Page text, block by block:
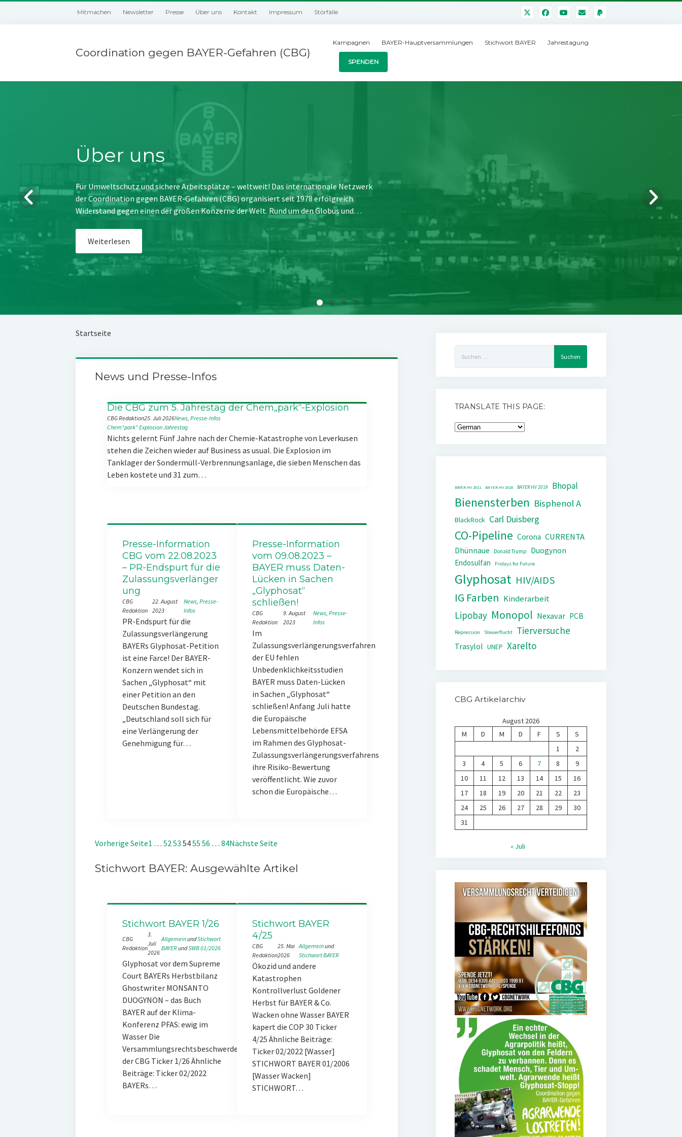
Mitmachen Newsletter Presse Über uns Kontakt Impressum Störfälle
Coordination gegen BAYER-Gefahren (CBG)
Kampagnen BAYER-Hauptversammlungen Stichwort BAYER Jahrestagung
SPENDEN
Über uns
Für Umweltschutz und sichere Arbeitsplätze – weltweit! Das internationale Netzwerk
der Coordination gegen BAYER-Gefahren (CBG) organisiert seit 1978 erfolgreich
Widerstand gegen einen der großen Konzerne der Welt. Rund um den Globus und…
Weiterlesen
Startseite
News und Presse-Infos
Die CBG zum 5. Jahrestag der Chem„park“-Explosion
CBG Redaktion25. Juli 2026News, Presse-Infos
Chem“park“ExplosionJahrestag
Nichts gelernt Fünf Jahre nach der Chemie-Katastrophe von Leverkusen
stehen die Zeichen wieder auf Business as usual. Die Explosion im
Tanklager der Sondermüll-Verbrennungsanlage, die sieben Menschen das
Leben kostete und 31 zum…
Presse-Information
CBG vom 22.08.2023
– PR-Endspurt für die
Zulassungsverlänger
ung
CBG
Redaktion
22. August
2023
News, Presse-
Infos
PR-Endspurt für die
Zulassungsverlängerung
BAYERs Glyphosat-Petition
ist eine Farce! Der BAYER-
Konzern wendet sich in
Sachen „Glyphosat“ mit
einer Petition an den
Deutschen Bundestag.
„Deutschland soll sich für
eine Verlängerung der
Genehmigung für…
Presse-Information
vom 09.08.2023 –
BAYER muss Daten-
Lücken in Sachen
„Glyphosat“
schließen!
CBG
Redaktion
9. August
2023
News, Presse-
Infos
Im
Zulassungsverlängerungsverfahren
der EU fehlen
Unbedenklichkeitsstudien
BAYER muss Daten-Lücken
in Sachen „Glyphosat“
schließen! Anfang Juli hatte
die Europäische
Lebensmittelbehörde EFSA
im Rahmen des Glyphosat-
Zulassungsverlängerungsverfahrens
ihre Risiko-Bewertung
veröffentlicht. Wie zuvor
schon die Europäische…
Vorherige Seite1 … 5253 5455 56 … 84Nächste Seite
Stichwort BAYER: Ausgewählte Artikel
Stichwort BAYER 1/26
CBG
Redaktion
3.
Juli
2026
Allgemein und Stichwort
BAYER und SWB 01/2026
Glyphosat vor dem Supreme
Court BAYERs Herbstbilanz
Ghostwriter MONSANTO
DUOGYNON – das Buch
BAYER auf der Klima-
Konferenz PFAS: ewig im
Wasser Die
Versammlungsrechtsbeschwerde
der CBG Ticker 1/26 Ähnliche
Beiträge: Ticker 02/2022
BAYERs…
Stichwort BAYER
4/25
CBG
Redaktion
25. Mai
2026
Allgemein
und
Stichwort BAYER
Ökozid und andere
Katastrophen
Kontrollverlust Goldener
Herbst für BAYER & Co.
Wacken ohne Wasser BAYER
kapert die COP 30 Ticker
4/25 Ähnliche Beiträge:
Ticker 02/2022 [Wasser]
STICHWORT BAYER 01/2006
[Wasser Wacken]
STICHWORT…
nach:
TRANSLATE THIS PAGE:
BAYER HV 2011 BAYER HV 2018 BAYER HV 2019 Bhopal
Bienensterben Bisphenol A
BlackRock Carl Duisberg
CO-Pipeline Corona CURRENTA
Dhünnaue Donald Trump
Duogynon
Endosulfan
Fridays for Future
Glyphosat HIV/AIDS
IG Farben Kinderarbeit
Lipobay Monopol Nexavar PCB
Repression Steuerflucht Tierversuche
Trasylol UNEP Xarelto
CBG Artikelarchiv
August 2026
M
D M D F S
S
1
2
3
4 5 6 7 8
9
10
11 12 13 14 15
16
17
18 19 20 21 22
23
24
25 26 27 28 29
30
31
« Juli